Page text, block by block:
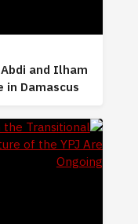
and Ilham
in Damascus